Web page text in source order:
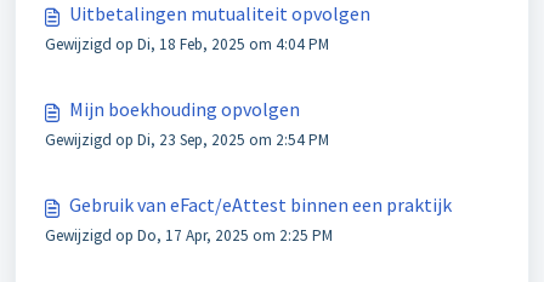
Uitbetalingen mutualiteit opvolgen
Gewijzigd op Di, 18 Feb, 2025 om 4:04 PM
Mijn boekhouding opvolgen
Gewijzigd op Di, 23 Sep, 2025 om 2:54 PM
Gebruik van eFact/eAttest binnen een praktijk
Gewijzigd op Do, 17 Apr, 2025 om 2:25 PM